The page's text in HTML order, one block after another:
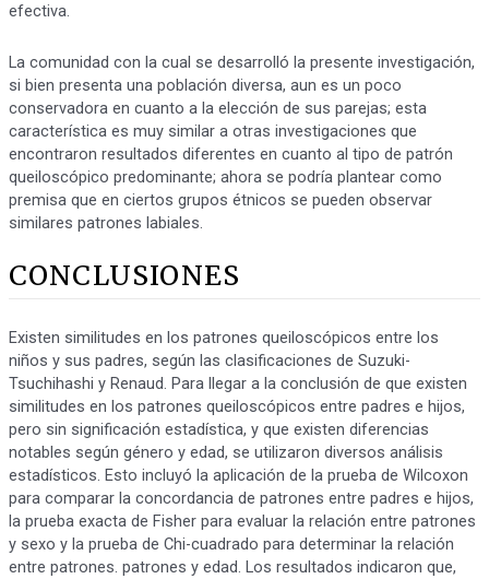
efectiva.
La comunidad con la cual se desarrolló la presente investigación,
si bien presenta una población diversa, aun es un poco
conservadora en cuanto a la elección de sus parejas; esta
característica es muy similar a otras investigaciones que
encontraron resultados diferentes en cuanto al tipo de patrón
queiloscópico predominante; ahora se podría plantear como
premisa que en ciertos grupos étnicos se pueden observar
similares patrones labiales.
CONCLUSIONES
Existen similitudes en los patrones queiloscópicos entre los
niños y sus padres, según las clasificaciones de Suzuki-
Tsuchihashi y Renaud. Para llegar a la conclusión de que existen
similitudes en los patrones queiloscópicos entre padres e hijos,
pero sin significación estadística, y que existen diferencias
notables según género y edad, se utilizaron diversos análisis
estadísticos. Esto incluyó la aplicación de la prueba de Wilcoxon
para comparar la concordancia de patrones entre padres e hijos,
la prueba exacta de Fisher para evaluar la relación entre patrones
y sexo y la prueba de Chi-cuadrado para determinar la relación
entre patrones. patrones y edad. Los resultados indicaron que,